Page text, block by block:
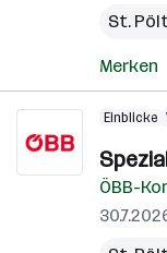
St.
Merken
Einblicke
ÖBB-